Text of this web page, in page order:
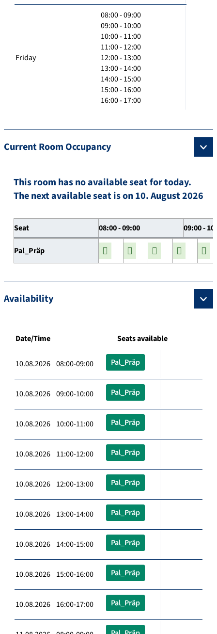
Friday
08:00 - 09:00
09:00 - 10:00
10:00 - 11:00
11:00 - 12:00
12:00 - 13:00
13:00 - 14:00
14:00 - 15:00
15:00 - 16:00
16:00 - 17:00
Current Room Occupancy
This room has no available seat for today.
The next available seat is on 10. August 2026
Seat 08:00 - 09:00 09:00 -
Pal_Präp
Availability
Date/Time Seats available
10.08.2026 08:00-09:00 Pal_Präp
10.08.2026 09:00-10:00 Pal_Präp
10.08.2026 10:00-11:00 Pal_Präp
10.08.2026 11:00-12:00 Pal_Präp
10.08.2026 12:00-13:00 Pal_Präp
10.08.2026 13:00-14:00 Pal_Präp
10.08.2026 14:00-15:00 Pal_Präp
10.08.2026 15:00-16:00 Pal_Präp
10.08.2026 16:00-17:00 Pal_Präp